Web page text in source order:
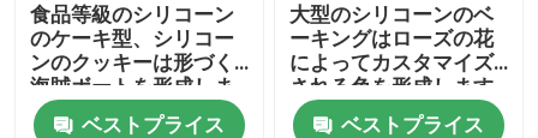
食品等級のシリコーン
のケーキ型、シリコー
ンのクッキーは形づく
海賊ボートを形成しま
す
ベストプライス
大型のシリコーンのベ
ーキングはローズの花
によってカスタマイズ
される色を形成します
ベストプライス